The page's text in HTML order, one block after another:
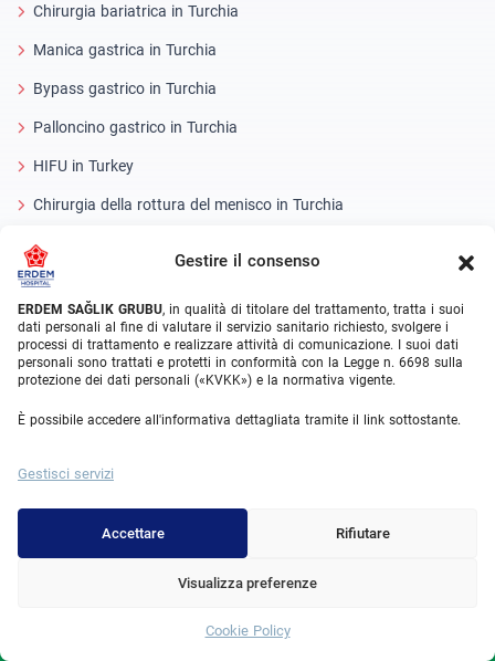
Gestire il consenso
ERDEM SAĞLIK GRUBU, in qualità di titolare del trattamento, tratta i suoi
dati personali al fine di valutare il servizio sanitario richiesto, svolgere i
processi di trattamento e realizzare attività di comunicazione. I suoi dati
personali sono trattati e protetti in conformità con la Legge n. 6698 sulla
protezione dei dati personali («KVKK») e la normativa vigente.
È possibile accedere all'informativa dettagliata tramite il link sottostante.
Gestisci servizi
Accettare Rifiutare
Visualizza preferenze
Cookie Policy
Chirurgia bariatrica in Turchia
Manica gastrica in Turchia
Bypass gastrico in Turchia
Palloncino gastrico in Turchia
HIFU in Turkey
Chirurgia della rottura del menisco in Turchia
Intervento di sostituzione del ginocchio in Turchia
Medical Units
Chirurgia bariatrica Turchia
Ortopedia
Urologia
Plastic Surgery
Trattamenti per il trapianto di capelli
Whatsapp